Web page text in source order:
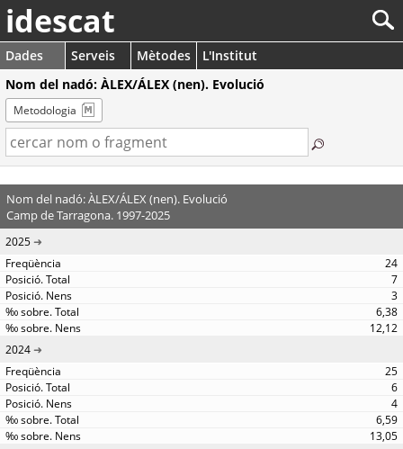
idescat
Dades Serveis Mètodes
L'Institut
Nom del nadó: ÀLEX/ÁLEX (nen). Evolució
Metodologia
Nom del nadó: ÀLEX/ÁLEX (nen). Evolució
Camp de Tarragona. 1997-2025
2025
24
7
3
6,38
12,12
2024
25
6
4
6,59
13,05